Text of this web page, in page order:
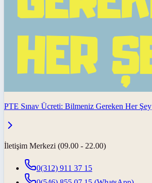
PTE Sınav Ücreti: Bilmeniz Gereken Her Şey
İletişim Merkezi (09.00 - 22.00)
0(312) 911 37 15